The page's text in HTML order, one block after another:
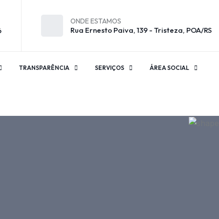
ONDE ESTAMOS
Rua Ernesto Paiva, 139 - Tristeza, POA/RS
TRANSPARÊNCIA SERVIÇOS ÁREA SOCIAL